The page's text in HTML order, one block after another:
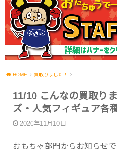
HOME 買取りました！
11/10 こんなの買取り
ズ・人気フィギュア各種
2020年11月10日
おもちゃ部門からお知らせで